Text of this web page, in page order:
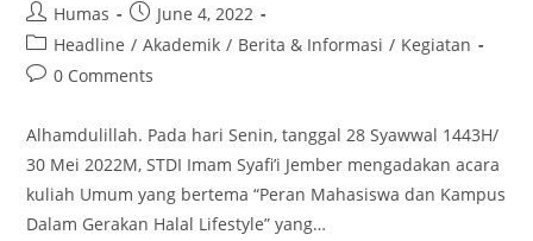
Post
author:
Humas
Post
published:
June 4, 2022
Post
category:
Headline / Akademik / Berita & Informasi / Kegiatan
Post0 Comments
Alhamdulillah. Pada hari Senin, tanggal 28 Syawwal 1443H/
30 Mei 2022M, STDI Imam Syafi’i Jember mengadakan acara
kuliah Umum yang bertema “Peran Mahasiswa dan Kampus
Dalam Gerakan Halal Lifestyle” yang…